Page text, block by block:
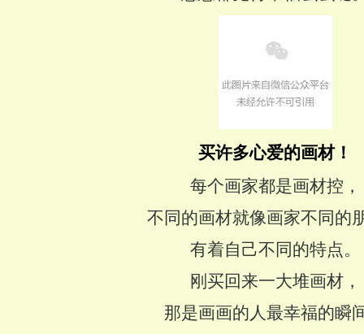
买许多心爱的画材！
每个画家都是画材控，
不同的画材就像画家不同的
有着自己不同的特点。
刚买回来一大堆画材，
那是画画的人最幸福的瞬